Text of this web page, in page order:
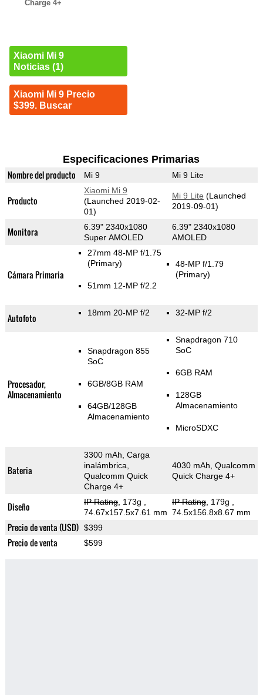
Charge 4+
Xiaomi Mi 9
Noticias (1)
Xiaomi Mi 9 Precio
$399. Buscar
Especificaciones Primarias
Nombre del producto Mi 9 Mi 9 Lite
Producto
Xiaomi Mi 9
(Launched 2019-02-
01)
Mi 9 Lite (Launched
2019-09-01)
Monitora
6.39" 2340x1080
Super AMOLED
6.39" 2340x1080
AMOLED
Cámara Primaria
27mm 48-MP f/1.75
(Primary)
51mm 12-MP f/2.2
48-MP f/1.79
(Primary)
Autofoto 18mm 20-MP f/2 32-MP f/2
Procesador,
Almacenamiento
Snapdragon 855
SoC
6GB/8GB RAM
64GB/128GB
Almacenamiento
Snapdragon 710
SoC
6GB RAM
128GB
Almacenamiento
MicroSDXC
Bateria
3300 mAh, Carga
inalámbrica,
Qualcomm Quick
Charge 4+
4030 mAh, Qualcomm
Quick Charge 4+
Diseño IP Rating, 173g
74.67x157.5x7.61 mm
IP Rating, 179g
74.5x156.8x8.67 mm
Precio de venta (USD) $399
Precio de venta $599